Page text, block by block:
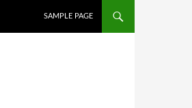
SAMPLE PAGE